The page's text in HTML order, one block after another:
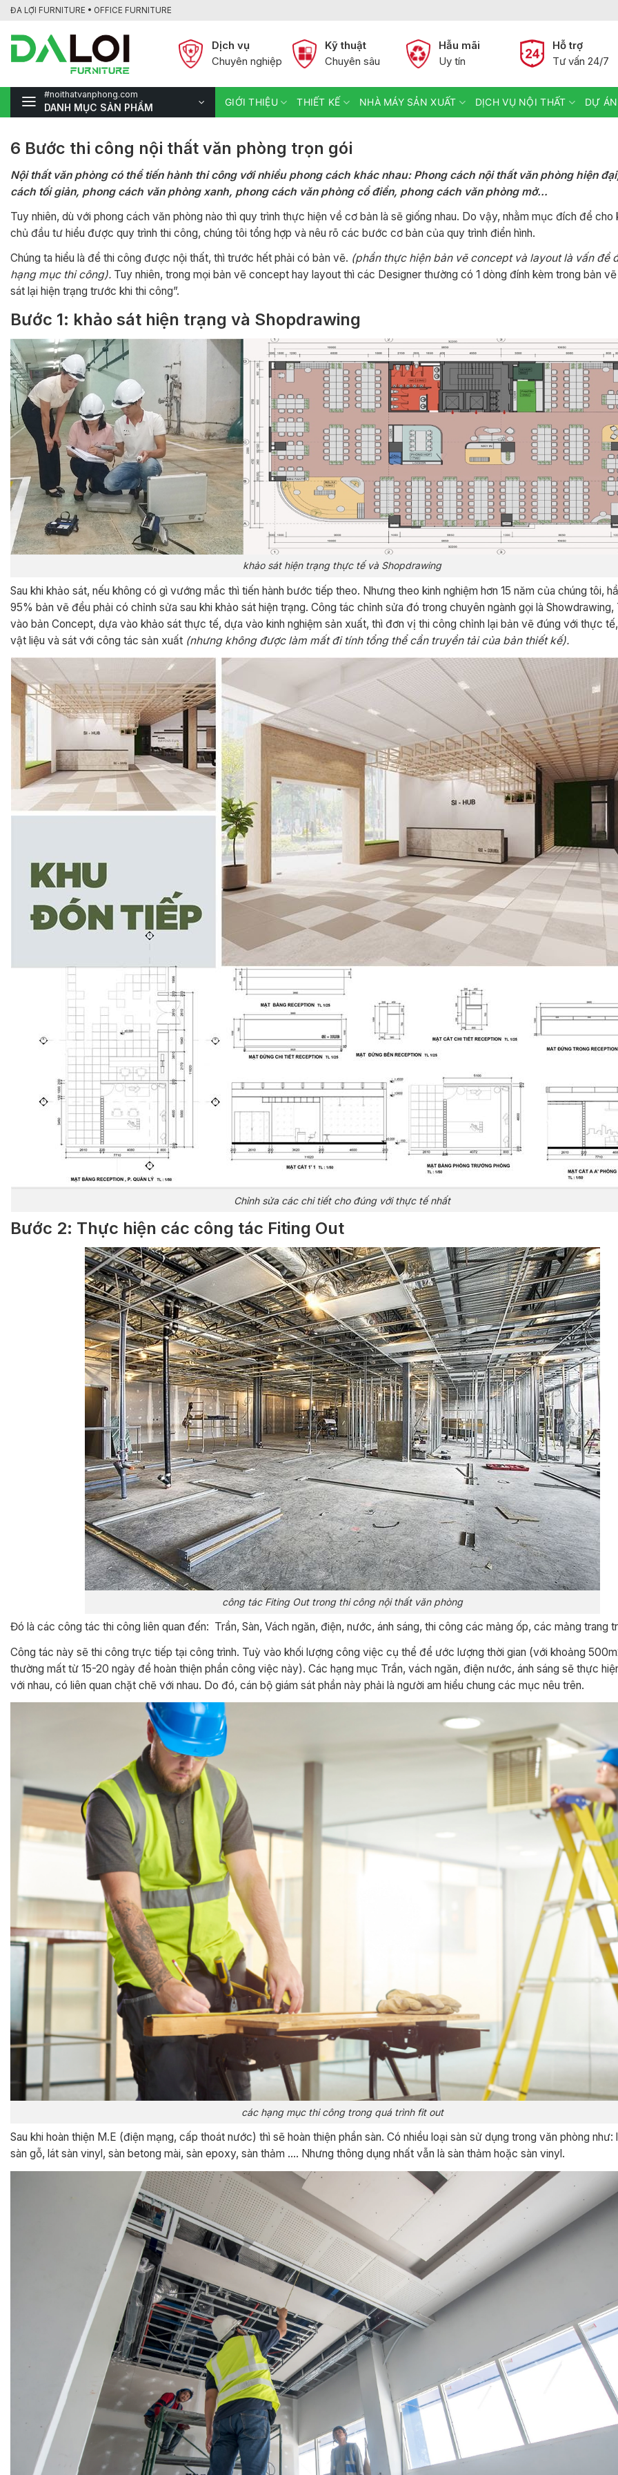
Bỏ
nội
dung
ĐA LỢI FURNITURE • OFFICE FURNITURE
Dịch vụ
Chuyên nghiệp
Kỹ thuật
Chuyên sâu
Hẫu mãi
Uy tín
Hỗ trợ
Tư vấn 24/7
#noithatvanphong.com
DANH MỤC SẢN PHẨM GIỚI THIỆU THIẾT KẾ NHÀ MÁY SẢN XUẤT DỊCH VỤ NỘI THẤT DỰ
6 Bước thi công nội thất văn phòng trọn gói
Nội thất văn phòng có thể tiến hành thi công với nhiều phong cách khác nhau: Phong cách nội thất văn phòng hiện
cách tối giản, phong cách văn phòng xanh, phong cách văn phòng cổ điển, phong cách văn phòng mở…
Tuy nhiên, dù với phong cách văn phòng nào thì quy trình thực hiện về cơ bản là sẽ giống nhau. Do vậy, nhằm mục đích để cho
chủ đầu tư hiểu được quy trình thi công, chúng tôi tổng hợp và nêu rõ các bước cơ bản của quy trình điển hình.
Chúng ta hiểu là để thi công được nội thất, thì trước hết phải có bản vẽ. (phần thực hiện bản vẽ concept và layout là vấn đề
hạng mục thi công). Tuy nhiên, trong mọi bản vẽ concept hay layout thì các Designer thường có 1 dòng đính kèm trong bản vẽ
sát lại hiện trạng trước khi thi công”.
Bước 1: khảo sát hiện trạng và Shopdrawing
khảo sát hiện trạng thực tế và Shopdrawing
Sau khi khảo sát, nếu không có gì vướng mắc thì tiến hành bước tiếp theo. Nhưng theo kinh nghiệm hơn 15 năm của chúng tôi,
95% bản vẽ đều phải có chỉnh sửa sau khi khảo sát hiện trạng. Công tác chỉnh sửa đó trong chuyên ngành gọi là
vào bản Concept, dựa vào khảo sát thực tế, dựa vào kinh nghiệm sản xuất, thì đơn vị thi công chỉnh lại bản vẽ đúng với thực
vật liệu và sát với công tác sản xuất (nhưng không được làm mất đi tính tổng thể cần truyền tải của bản thiết kế).
Chỉnh sửa các chi tiết cho đúng với thực tế nhất
Bước 2: Thực hiện các công tác Fiting Out
công tác Fiting Out trong thi công nội thất văn phòng
Đó là các công tác thi công liên quan đến: Trần, Sàn, Vách ngăn, điện, nước, ánh sáng, thi công các mảng ốp, các mảng trang
Công tác này sẽ thi công trực tiếp tại công trình. Tuỳ vào khối lượng công việc cụ thể để ước lượng thời gian (với khoảng
thường mất từ 15-20 ngày để hoàn thiện phần công việc này). Các hạng mục Trần, vách ngăn, điện nước, ánh sáng sẽ thực
với nhau, có liên quan chặt chẽ với nhau. Do đó, cán bộ giám sát phần này phải là người am hiểu chung các mục nêu trên.
các hạng mục thi công trong quá trình fit out
Sau khi hoàn thiện M.E (điện mạng, cấp thoát nước) thì sẽ hoàn thiện phần sàn. Có nhiều loại sàn sử dụng trong văn phòng như:
sàn gỗ, lát sàn vinyl, sàn betong mài, sàn epoxy, sàn thảm …. Nhưng thông dụng nhất vẫn là sàn thảm hoặc sàn vinyl.